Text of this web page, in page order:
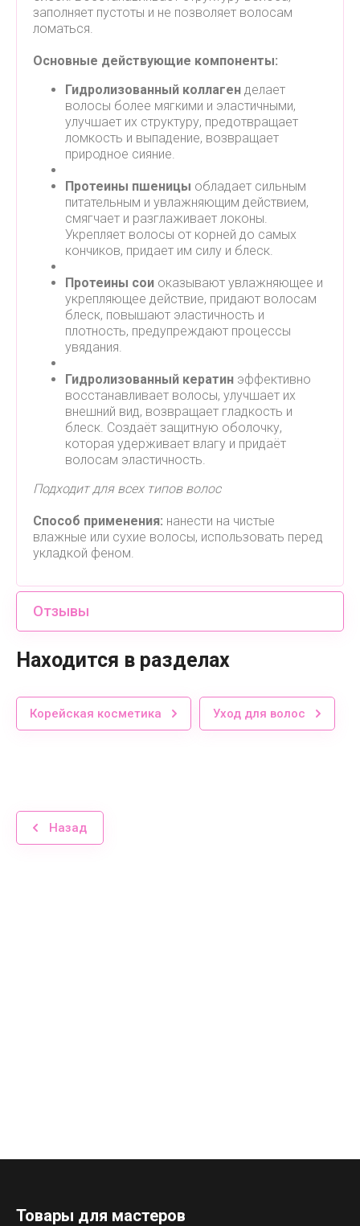
заполняет пустоты и не позволяет волосам
ломаться.
Основные действующие компоненты:
Гидролизованный коллаген делает
волосы более мягкими и эластичными,
улучшает их структуру, предотвращает
ломкость и выпадение, возвращает
природное сияние.
Протеины пшеницы обладает сильным
питательным и увлажняющим действием,
смягчает и разглаживает локоны.
Укрепляет волосы от корней до самых
кончиков, придает им силу и блеск.
Протеины сои оказывают увлажняющее и
укрепляющее действие, придают волосам
блеск, повышают эластичность и
плотность, предупреждают процессы
увядания.
Гидролизованный кератин эффективно
восстанавливает волосы, улучшает их
внешний вид, возвращает гладкость и
блеск. Создаёт защитную оболочку,
которая удерживает влагу и придаёт
волосам эластичность.
Подходит для всех типов волос
Способ применения: нанести на чистые
влажные или сухие волосы, использовать перед
укладкой феном.
Отзывы
Находится в разделах
Корейская косметика Уход для волос
Назад
Товары для мастеров